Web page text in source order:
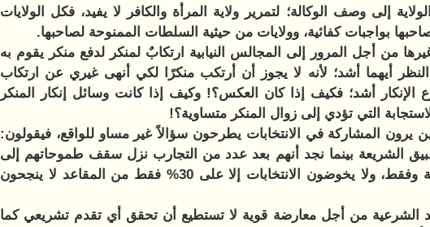
إلى وصف الوكالة؛ لتمرير ولاية المرأة والكافر لا يفيد، فكل الولايات
بواجبات كفائية، وولايات من حيثية السلطات الممنوحة لصاحبها.
من أجل المرور إلى المجالس النيابية ارتكابٌ لمنكر لدفع منكر يقوم به
أيهما أشد؛ لأنه لا يجوز أن أرتكب منكرًا لكي أنهى غيري عن ارتكاب
الإنكار أشد؛ فكيف إذا كان العكس؟! وكيف إذا كانت وسائل إنكار المنكر
التي تؤدي إلى زوال المنكر متساوية؟!
يرون المشاركة في الانتخابات يطرحون سؤالاً غير مساو للواقع، فيقولون:
الشريعة بينما نجد أنهم بعد عدد من التجارب نزل سقف طموحاتهم إلى
أن يكونوا جبهة معارضة قوية وفقط، ولا يخوضون الانتخابات إلا على 30% فقط من المقاعد لا ينجحون
الشرعية من أجل معارضة قوية لا تستطيع أن تحقق أي تقدم تشريعي كما